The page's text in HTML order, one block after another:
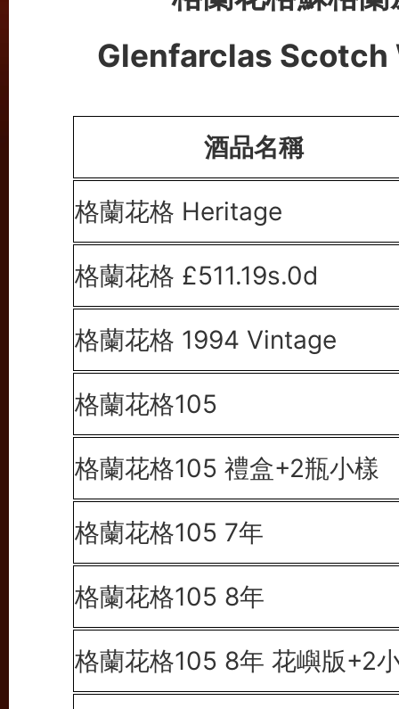
Glenfarclas
酒品名稱
格蘭花格 Heritage
格蘭花格 £511.19s.0d
格蘭花格 1994 Vintage
格蘭花格105
格蘭花格105 禮盒+2瓶小樣
格蘭花格105 7年
格蘭花格105 8年
格蘭花格105 8年 花嶼版+2